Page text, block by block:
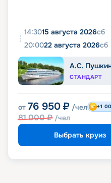
14:3015 августа 2026сб
20:0022 августа 2026сб
А.С.
СТАНДАРТ
от 76 950 ₽ /чел
81 000₽ /чел
+1
Выбрать круиз